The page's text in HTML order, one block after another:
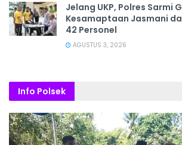
Jelang UKP, Polres Sarmi
Kesamaptaan Jasmani
42 Personel
AGUSTUS 3, 2026
Info Polsek